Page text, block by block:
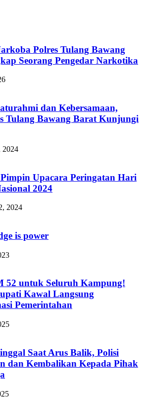
Polres Tulang Bawang
Seorang Pengedar Narkotika
dan Kebersamaan,
Tulang Bawang Barat Kunjungi
2024
Upacara Peringatan Hari
2024
2024
is power
52 untuk Seluruh Kampung!
Kawal Langsung
Pemerintahan
Saat Arus Balik, Polisi
dan Kembalikan Kepada Pihak